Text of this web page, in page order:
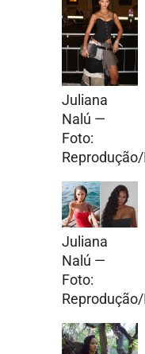
Juliana
Nalú —
Foto:
Juliana
Nalú —
Foto: